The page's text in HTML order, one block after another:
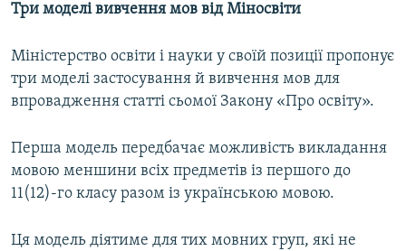
Три моделі вивчення мов від Міносвіти
Міністерство освіти і науки у своїй позиції пропонує
три моделі застосування й вивчення мов для
впровадження статті сьомої Закону «Про освіту».
Перша модель передбачає можливість викладання
мовою меншини всіх предметів із першого до
11(12)-го класу разом із українською мовою.
Ця модель діятиме для тих мовних груп, які не